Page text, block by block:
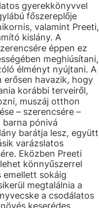
gyerekkönyvvel
főszereplője
valamint Preeti,
kislány. A
éppen ez
meghiúsítani,
élményt nyújtani. A
erősen havazik, hogy
korábbi terveiről,
muszáj otthon
– szerencsére –
barna pónivá
barátja lesz, együtt
varázslatos
Eközben Preeti
könnyűszerrel
emellett sokáig
megtalálnia a
a csodálatos
keserédes